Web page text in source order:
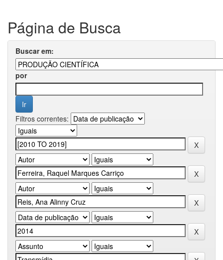
Página de Busca
Buscar em:
por
Filtros correntes: